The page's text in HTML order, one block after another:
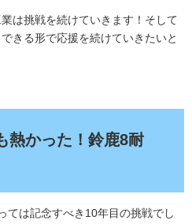
は挑戦を続けていきます！そして
きる形で応援を続けていきたいと
熱かった！鈴鹿8耐
ては記念すべき10年目の挑戦でし